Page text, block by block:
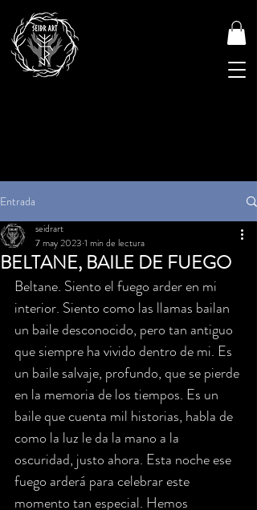
Entrada
BELTANE, BAILE DE FUEGO
seidrart
7 may 2023 1 min de lectura
Beltane. Siento el fuego arder en mi
interior. Siento como las llamas bailan
un baile desconocido, pero tan antiguo
que siempre ha vivido dentro de mi. Es
un baile salvaje, profundo, que se pierde
en la memoria de los tiempos. Es un
baile que cuenta mil historias, habla de
como la luz le da la mano a la
oscuridad, justo ahora. Esta noche ese
fuego arderá para celebrar este
momento tan especial. Hemos